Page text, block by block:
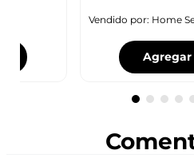
Vendido por: Home
Agregar